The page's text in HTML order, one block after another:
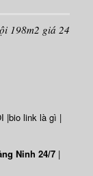
198m2 giá 24
|bio link là gì |
Ninh 24/7 |